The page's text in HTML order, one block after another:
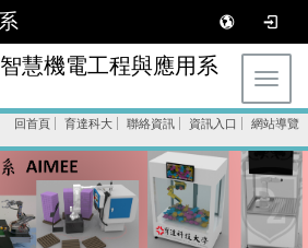
慧機電工程與應用系
回首頁 育達科大 聯絡資訊 資訊入口 網站導覽